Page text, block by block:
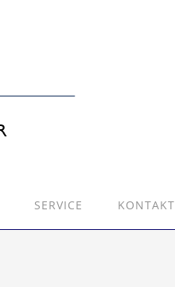
SERVICE KONTAKT